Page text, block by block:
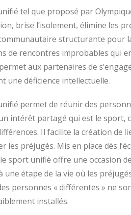
tel que proposé par
brise l’isolement, élimine les
structurante pour
de rencontres improbables qui
aux partenaires de
une déficience intellectuelle.
permet de réunir des
intérêt partagé qui est le sport,
Il facilite la création de
les préjugés. Mis en place dès
sport unifié offre une occasion
une étape de la vie où les
personnes « différentes » ne
installés.